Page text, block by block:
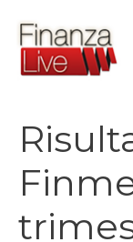
contenuto